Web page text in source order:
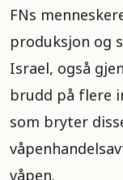
FNs
produksjon og
Israel, også
brudd på flere
som bryter